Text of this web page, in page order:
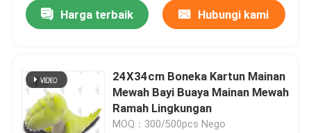
Harga terbaik Hubungi kami
24X34cm Boneka Kartun Mainan
Mewah Bayi Buaya Mainan Mewah
Ramah Lingkungan
MOQ：300/500pcs Nego